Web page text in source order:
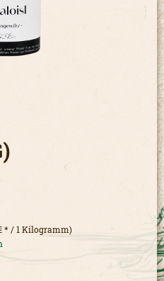
* / 1 Kilogramm)